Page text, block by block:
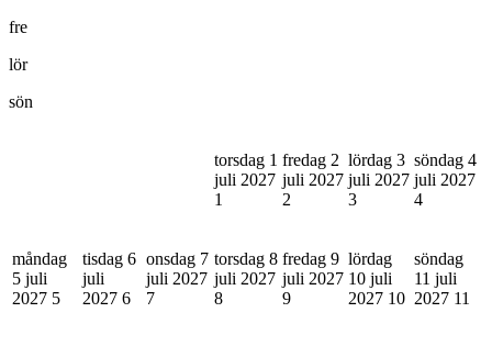
fre
lör
sön
torsdag 1
juli 2027
1
fredag 2
juli 2027
2
lördag 3
juli 2027
3
söndag 4
juli 2027
4
måndag
5 juli
2027 5
tisdag 6
juli
2027 6
onsdag 7
juli 2027
7
torsdag 8
juli 2027
8
fredag 9
juli 2027
9
lördag
10 juli
2027 10
söndag
11 juli
2027 11